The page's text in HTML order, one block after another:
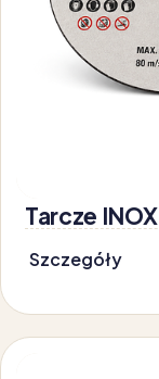
Tarcze INOX
Szczegóły